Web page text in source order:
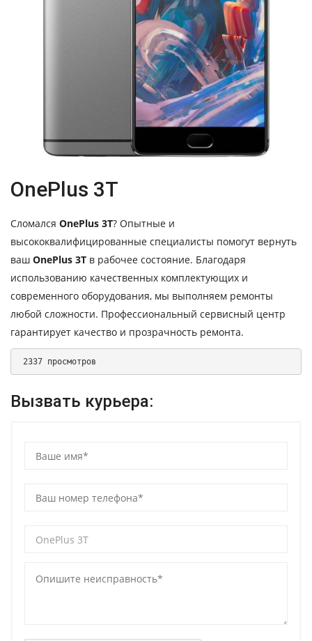
OnePlus 3T
Сломался OnePlus 3T? Опытные и
высококвалифицированные специалисты помогут вернуть
ваш OnePlus 3T в рабочее состояние. Благодаря
использованию качественных комплектующих и
современного оборудования, мы выполняем ремонты
любой сложности. Профессиональный сервисный центр
гарантирует качество и прозрачность ремонта.
2337 просмотров
Вызвать курьера: